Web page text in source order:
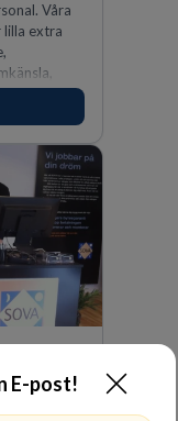
E-post!
Våra
lilla extra
kallar det
Visa jobb